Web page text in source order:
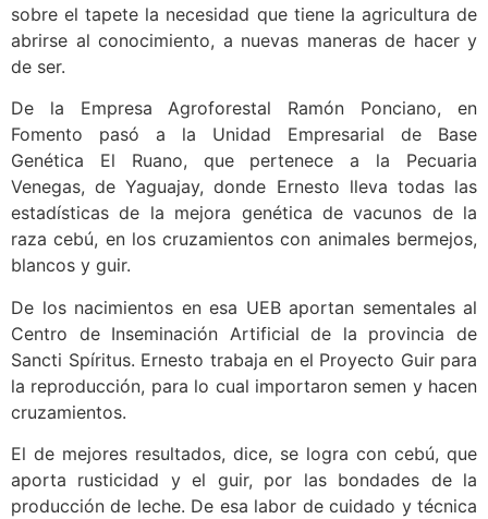
sobre el tapete la necesidad que tiene la agricultura de
abrirse al conocimiento, a nuevas maneras de hacer y
de ser.
De la Empresa Agroforestal Ramón Ponciano, en
Fomento pasó a la Unidad Empresarial de Base
Genética El Ruano, que pertenece a la Pecuaria
Venegas, de Yaguajay, donde Ernesto lleva todas las
estadísticas de la mejora genética de vacunos de la
raza cebú, en los cruzamientos con animales bermejos,
blancos y guir.
De los nacimientos en esa UEB aportan sementales al
Centro de Inseminación Artificial de la provincia de
Sancti Spíritus. Ernesto trabaja en el Proyecto Guir para
la reproducción, para lo cual importaron semen y hacen
cruzamientos.
El de mejores resultados, dice, se logra con cebú, que
aporta rusticidad y el guir, por las bondades de la
producción de leche. De esa labor de cuidado y técnica